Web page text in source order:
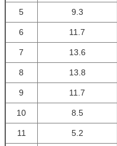
5 9.3
6 11.7
7 13.6
8 13.8
9 11.7
10 8.5
11 5.2